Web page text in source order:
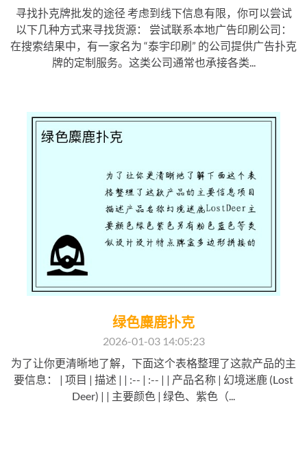
寻找扑克牌批发的途径 考虑到线下信息有限，你可以尝试
以下几种方式来寻找货源： 尝试联系本地广告印刷公司：
在搜索结果中，有一家名为 “泰宇印刷” 的公司提供广告扑克
牌的定制服务。这类公司通常也承接各类...
绿色麋鹿扑克
2026-01-03 14:05:23
为了让你更清晰地了解，下面这个表格整理了这款产品的主
要信息： | 项目 | 描述 | | :-- | :-- | | 产品名称 | 幻境迷鹿 (Lost
Deer) | | 主要颜色 | 绿色、紫色（...